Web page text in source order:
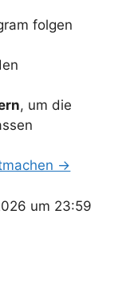
folgen
, um die
→
um 23:59